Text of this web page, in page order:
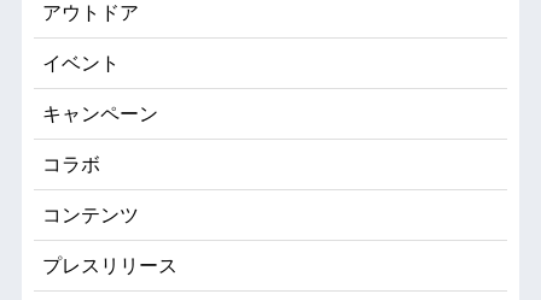
アウトドア
イベント
キャンペーン
コラボ
コンテンツ
プレスリリース